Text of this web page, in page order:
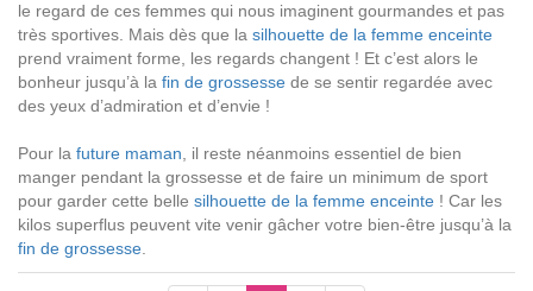
le regard de ces femmes qui nous imaginent gourmandes et pas
très sportives. Mais dès que la silhouette de la femme enceinte
prend vraiment forme, les regards changent ! Et c’est alors le
bonheur jusqu’à la fin de grossesse de se sentir regardée avec
des yeux d’admiration et d’envie !
Pour la future maman , il reste néanmoins essentiel de bien
manger pendant la grossesse et de faire un minimum de sport
pour garder cette belle silhouette de la femme enceinte ! Car les
kilos superflus peuvent vite venir gâcher votre bien-être jusqu’à la
fin de grossesse